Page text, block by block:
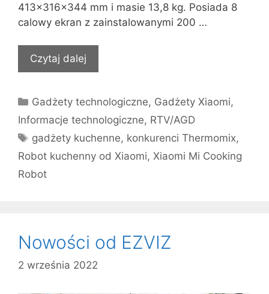
413x316x344 mm i masie 13,8 kg. Posiada 8
calowy ekran z zainstalowanymi 200 …
Czytaj dalej
Kategorie
Gadżety technologiczne, Gadżety Xiaomi,
Informacje technologiczne, RTV/AGD
Tagi
gadżety kuchenne, konkurenci Thermomix,
Robot kuchenny od Xiaomi, Xiaomi Mi Cooking
Robot
Nowości od EZVIZ
2 września 2022